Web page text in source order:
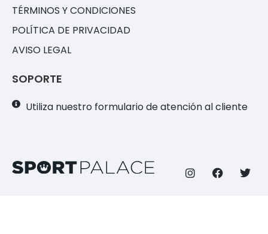
TÉRMINOS Y CONDICIONES
POLÍTICA DE PRIVACIDAD
AVISO LEGAL
SOPORTE
Utiliza nuestro formulario de atención al cliente